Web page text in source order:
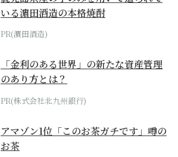
いる濵田酒造の本格焼酎
PR(濵田酒造)
「金利のある世界」の新たな資産管理
のあり方とは？
PR(株式会社北九州銀行)
アマゾン1位「このお茶ガチです」噂の
お茶